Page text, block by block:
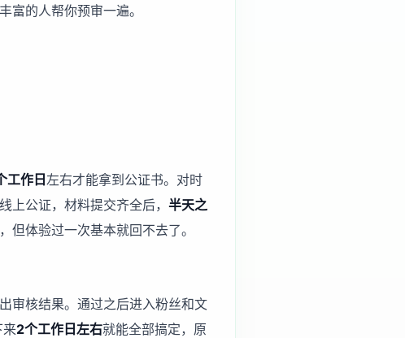
富的人帮你预审一遍。
工作日 左右才能拿到公证书。对时
公证，材料提交齐全后， 半天之
体验过一次基本就回不去了。
审核结果。通过之后进入粉丝和文
来2个工作日左右就能全部搞定，原